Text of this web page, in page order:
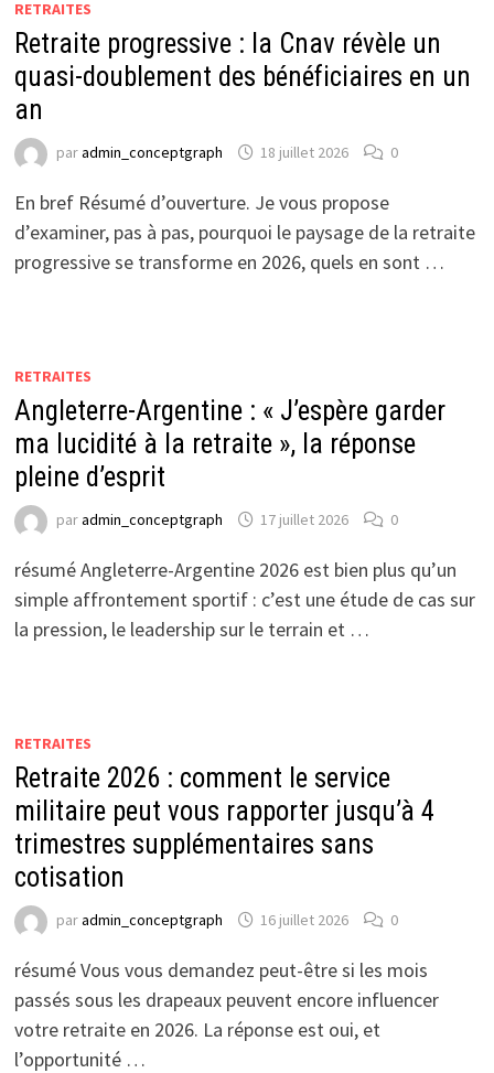
RETRAITES
Retraite progressive : la Cnav révèle un
quasi-doublement des bénéficiaires en un
an
paradmin_conceptgraph 18 juillet 2026 0
En bref Résumé d’ouverture. Je vous propose
d’examiner, pas à pas, pourquoi le paysage de la retraite
progressive se transforme en 2026, quels en sont …
RETRAITES
Angleterre-Argentine : « J’espère garder
ma lucidité à la retraite », la réponse
pleine d’esprit
paradmin_conceptgraph 17 juillet 2026 0
résumé Angleterre-Argentine 2026 est bien plus qu’un
simple affrontement sportif : c’est une étude de cas sur
la pression, le leadership sur le terrain et …
RETRAITES
Retraite 2026 : comment le service
militaire peut vous rapporter jusqu’à 4
trimestres supplémentaires sans
cotisation
paradmin_conceptgraph 16 juillet 2026 0
résumé Vous vous demandez peut-être si les mois
passés sous les drapeaux peuvent encore influencer
votre retraite en 2026. La réponse est oui, et
l’opportunité …